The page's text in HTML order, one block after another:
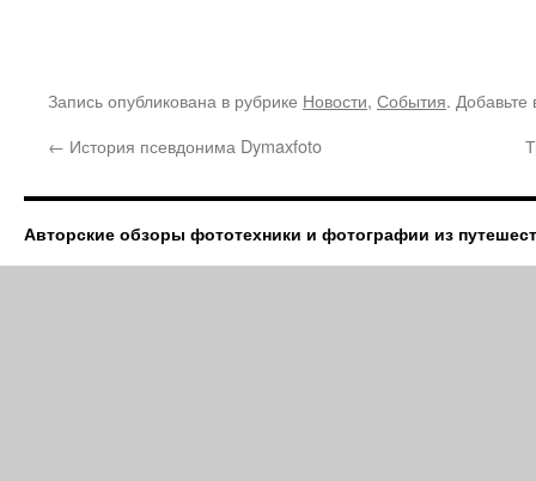
Запись опубликована в рубрике Новости, События. Добавьте
← История псевдонима Dymaxfoto
Авторские обзоры фототехники и фотографии из